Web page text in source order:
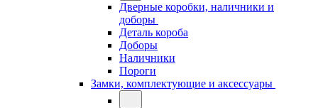
Дверные коробки, наличники и
доборы
Деталь короба
Доборы
Наличники
Пороги
Замки, комплектующие и аксессуары